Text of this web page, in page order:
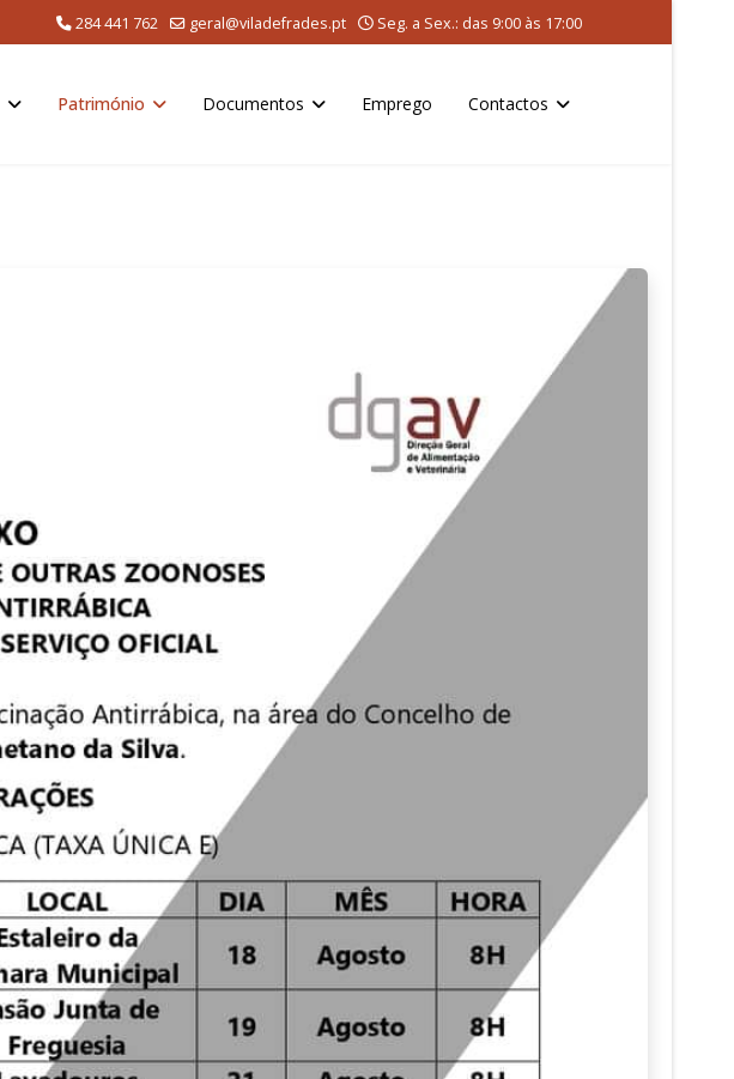
284 441 762 geral@viladefrades.pt Seg. a Sex.: das 9:00 às 17:00
Património Documentos Emprego Contactos